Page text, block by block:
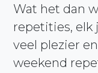
Wat het dan
repetities, elk
veel plezier
weekend